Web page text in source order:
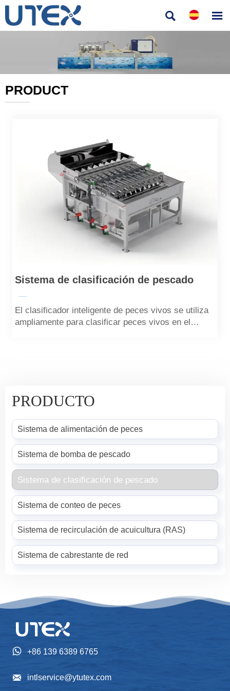
 
PRODUCT
———
Sistema de clasificación de pescado
—
El clasificador inteligente de peces vivos se utiliza
ampliamente para clasificar peces vivos en el
PRODUCTO
Sistema de alimentación de peces
Sistema de bomba de pescado
Sistema de clasificación de pescado
Sistema de conteo de peces
Sistema de recirculación de acuicultura (RAS)
Sistema de cabrestante de red
 +86 139 6389 6765
 intlservice@ytutex.com